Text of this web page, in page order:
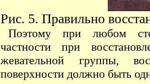
Рис. 5. Правильно
Поэтому при любом
частности при
жевательной группы,
поверхности должно быть